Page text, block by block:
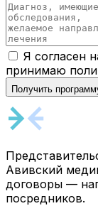
Я согласен
принимаю
Получить
Авивский
договоры —
посредников.